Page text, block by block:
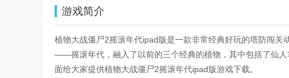
游戏简介
植物大战僵尸2摇滚年代ipad版是一款非常经典好玩的塔防闯
——摇滚年代，融入了以前的三个经典的植物，其中包括了仙
面给大家提供植物大战僵尸2摇滚年代ipad版游戏下载。